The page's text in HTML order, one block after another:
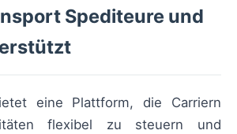
Spediteure und
eine Plattform, die Carriern
flexibel zu steuern und